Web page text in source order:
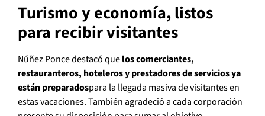
Turismo y economía, listos
para recibir visitantes
Núñez Ponce destacó quelos comerciantes,
restauranteros, hoteleros y prestadores de servicios ya
están preparadospara la llegada masiva de visitantes en
estas vacaciones. También agradeció a cada corporación